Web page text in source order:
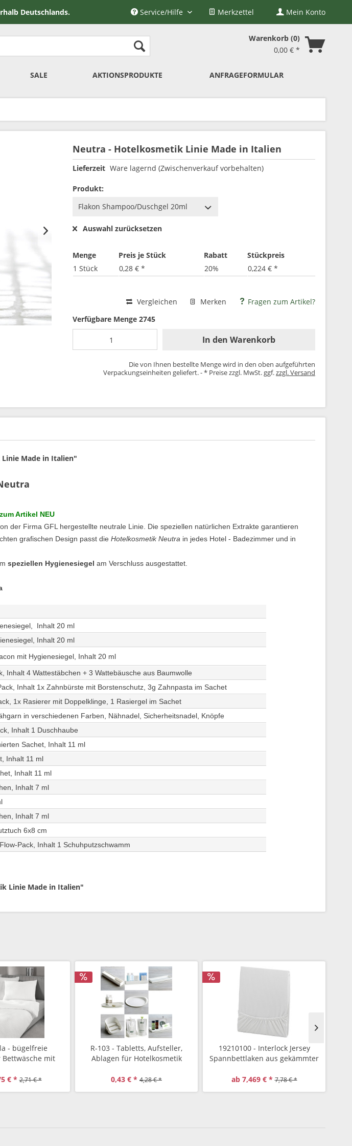
Deutschlands. Merkzettel Mein Konto
Service/Hilfe
Warenkorb 0
0,00 € *
SALE AKTIONSPRODUKTE ANFRAGEFORMULAR
Neutra - Hotelkosmetik Linie Made in Italien
Lieferzeit Ware lagernd (Zwischenverkauf vorbehalten)
Produkt:
Auswahl zurücksetzen
Menge Preis je Stück Rabatt
Stückpreis
1 Stück
0,28 € * 20% 0,224 € *
Vergleichen Merken
Fragen zum Artikel?
Verfügbare Menge 2745
In den Warenkorb
Die von Ihnen bestellte Menge wird in den oben aufgeführten
Verpackungseinheiten geliefert. - * Preise zzgl. MwSt. ggf.zzgl. Versand
Made in Italien"
Artikel NEU
der Firma GFL hergestellte neutrale Linie. Die speziellen natürlichen Extrakte garantieren
grafischen Design passt die Hotelkosmetik Neutra in jedes Hotel - Badezimmer und in
speziellen Hygienesiegel am Verschluss ausgestattet.
Inhalt 20 ml
Inhalt 20 ml
mit Hygienesiegel, Inhalt 20 ml
Inhalt 4 Wattestäbchen + 3 Wattebäusche aus Baumwolle
Inhalt 1x Zahnbürste mit Borstenschutz, 3g Zahnpasta im Sachet
1x Rasierer mit Doppelklinge, 1 Rasiergel im Sachet
in verschiedenen Farben, Nähnadel, Sicherheitsnadel, Knöpfe
Inhalt 1 Duschhaube
Sachet, Inhalt 11 ml
Inhalt 11 ml
Inhalt 11 ml
Inhalt 7 ml
Inhalt 7 ml
6x8 cm
Pack, Inhalt 1 Schuhputzschwamm
Linie Made in Italien"
- bügelfreie
Bettwäsche mit
€ * 2,71 € *
R-103 - Tabletts, Aufsteller,
Ablagen für Hotelkosmetik
0,43 € * 4,28 € *
19210100 - Interlock Jersey
Spannbettlaken aus gekämmter
ab 7,469 € * 7,78 € *